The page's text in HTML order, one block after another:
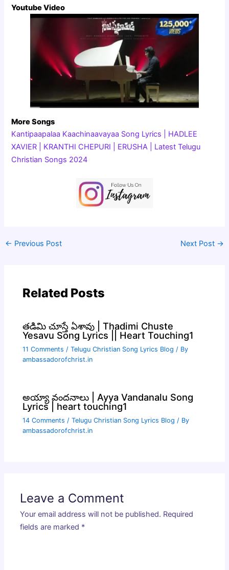
Youtube Video
More Songs
Kantipaapalaa Kaachinaavayaa Song Lyrics | HADLEE
XAVIER | KRANTHI CHEPURI | ERUSHA | Latest Telugu
Christian Songs 2024
← Previous Post Next Post →
Related Posts
తడిమి చూస్తే ఏశావు | Thadimi Chuste
Yesavu Song Lyrics || Heart Touching1
11 Comments /Telugu Christian Song Lyrics Blog / By
ambassadorofchrist.in
అయ్యా వందనాలు | Ayya Vandanalu Song
Lyrics | heart touching1
14 Comments /Telugu Christian Song Lyrics Blog / By
ambassadorofchrist.in
Leave a Comment
Your email address will not be published. Required
fields are marked *